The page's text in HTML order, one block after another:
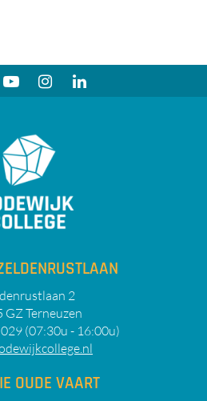
2
GZ Terneuzen
(07:30u - 16:00u)
OUDE VAART